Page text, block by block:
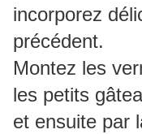
incorporez
précédent.
Montez les
les petits
et ensuite par